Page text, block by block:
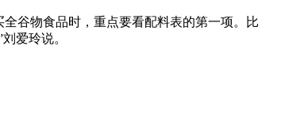
谷物食品时，重点要看配料表的第一项。比
爱玲说。